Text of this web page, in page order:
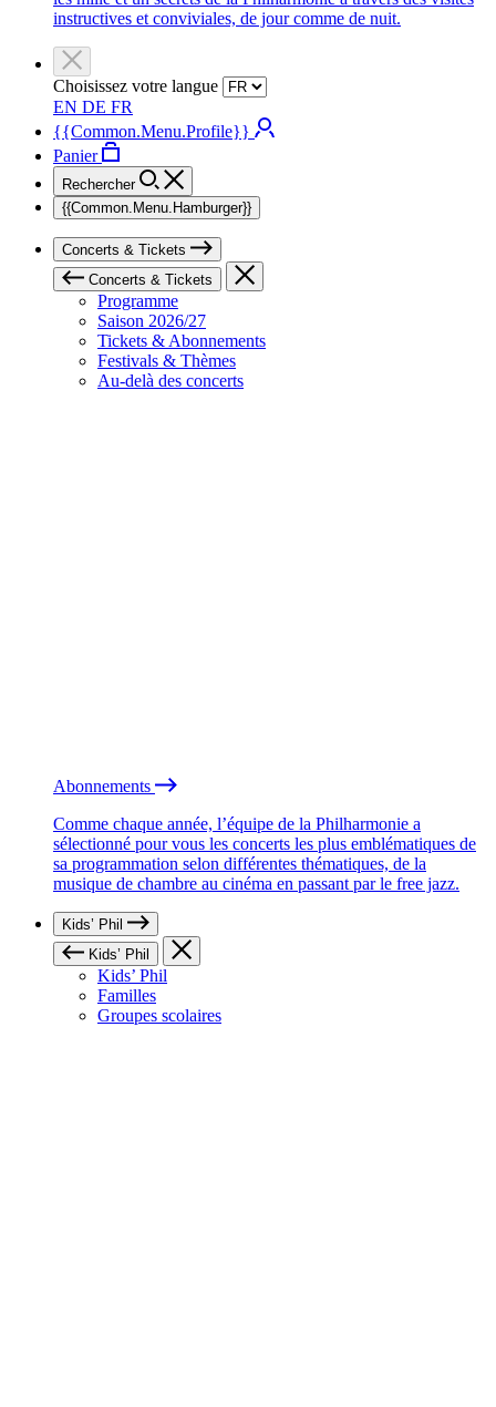
instructives et conviviales, de jour comme de nuit.
Choisissez votre langue
EN DE FR
{{Common.Menu.Profile}}
Panier
Rechercher
{{Common.Menu.Hamburger}}
Concerts & Tickets
Concerts & Tickets
Programme
Saison 2026/27
Tickets & Abonnements
Festivals & Thèmes
Au-delà des concerts
Abonnements
Comme chaque année, l’équipe de la Philharmonie a
sélectionné pour vous les concerts les plus emblématiques de
sa programmation selon différentes thématiques, de la
musique de chambre au cinéma en passant par le free jazz.
Kids’ Phil
Kids’ Phil
Kids’ Phil
Familles
Groupes scolaires